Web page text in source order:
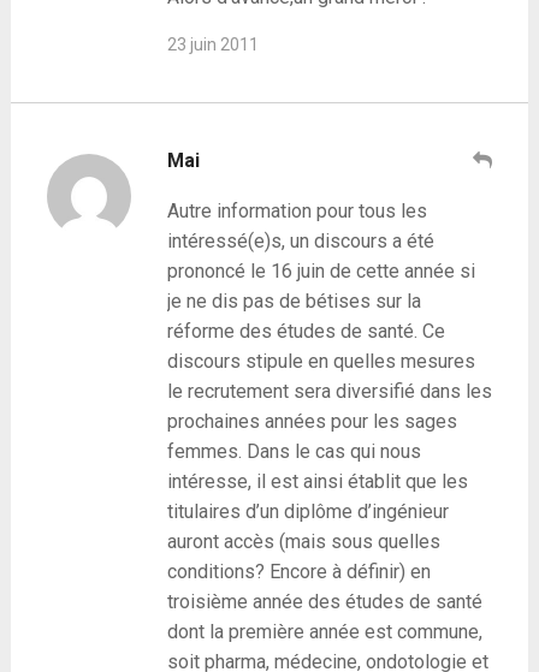
23 juin 2011
Mai
Autre information pour tous les
intéressé(e)s, un discours a été
prononcé le 16 juin de cette année si
je ne dis pas de bétises sur la
réforme des études de santé. Ce
discours stipule en quelles mesures
le recrutement sera diversifié dans les
prochaines années pour les sages
femmes. Dans le cas qui nous
intéresse, il est ainsi établit que les
titulaires d’un diplôme d’ingénieur
auront accès (mais sous quelles
conditions? Encore à définir) en
troisième année des études de santé
dont la première année est commune,
soit pharma, médecine, ondotologie et